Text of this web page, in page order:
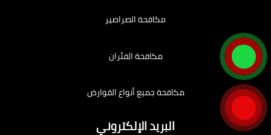
مكافحة الصراصير
مكافحة الفئران
مكافحة جميع أنواع القوارض
البريد الإلكتروني